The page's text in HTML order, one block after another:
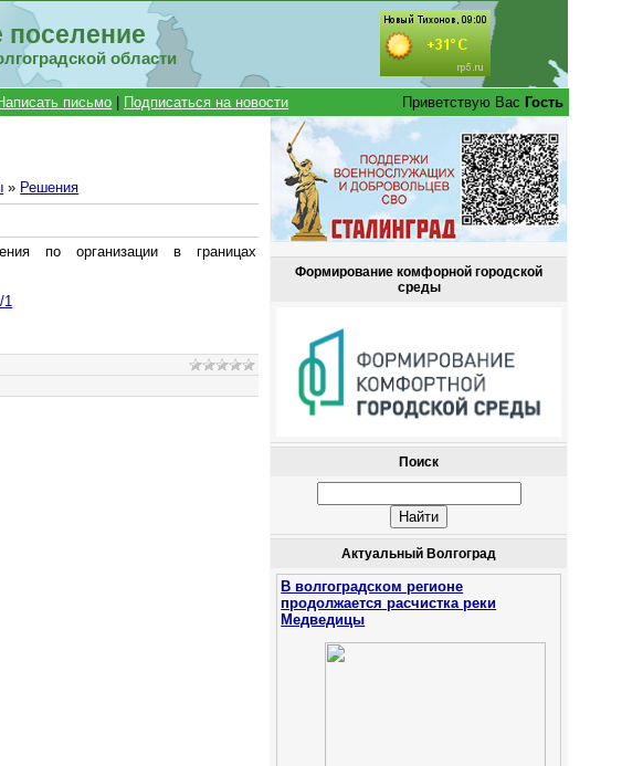
поселение
области
письмо Подписаться на новости Приветствую Вас Гость
» Решения
по организации в границах
1
Формирование комфорной городской
среды
Поиск
Актуальный Волгоград
В волгоградском регионе
продолжается расчистка реки
Медведицы